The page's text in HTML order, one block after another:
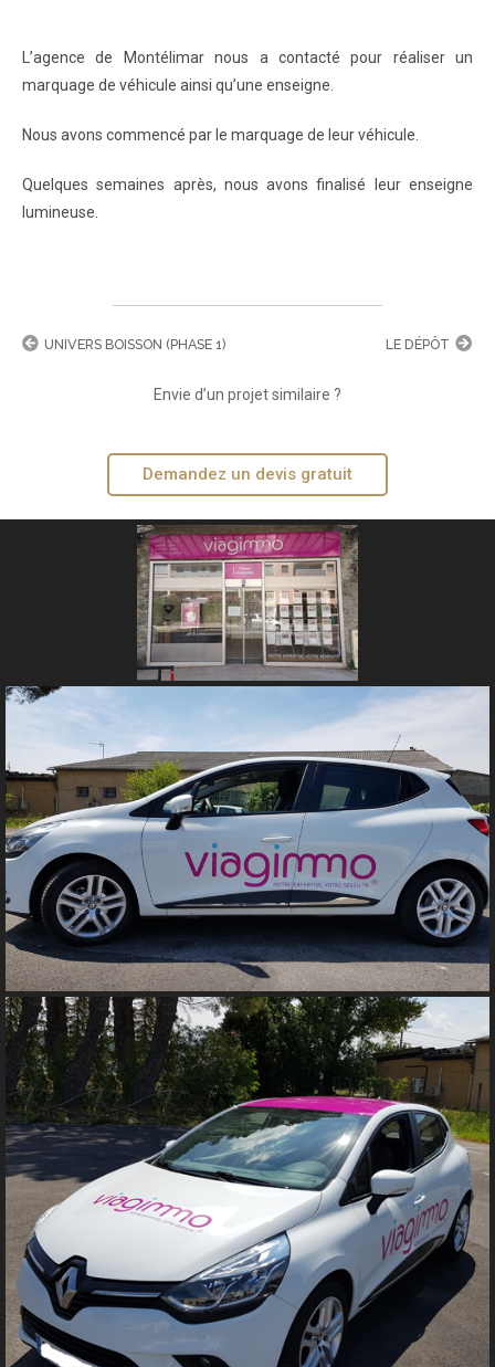
L’agence de Montélimar nous a contacté pour réaliser un
marquage de véhicule ainsi qu’une enseigne.
Nous avons commencé par le marquage de leur véhicule.
Quelques semaines après, nous avons finalisé leur enseigne
lumineuse.
UNIVERS BOISSON (PHASE 1) LE DÉPÔT
Envie d’un projet similaire ?
Demandez un devis gratuit